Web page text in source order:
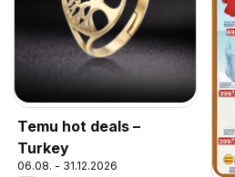
Temu hot deals –
Turkey
06.08. - 31.12.2026